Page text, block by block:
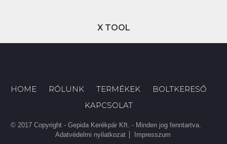
X TOOL
HOME RÓLUNK TERMÉKEK
BOLTKERESŐ
KAPCSOLAT
© 2017 Copyright - Gepida Kerékpár Kft. - Minden jog fenntartva.
Adatvédelmi nyilatkozat
Impresszum